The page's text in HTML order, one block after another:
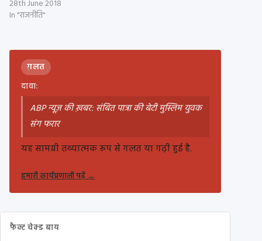
28th June 2018
In "राजनीति"
ग़लत
दावा:
ABP न्यूज़ की ख़बर: संबित पात्रा की बेटी मुस्लिम युवक
संग फरार
यह सामग्री तथ्यात्मक रूप से गलत या गढ़ी हुई है.
हमारी कार्यप्रणाली पढ़ें→
फैक्ट चेक्ड बाय